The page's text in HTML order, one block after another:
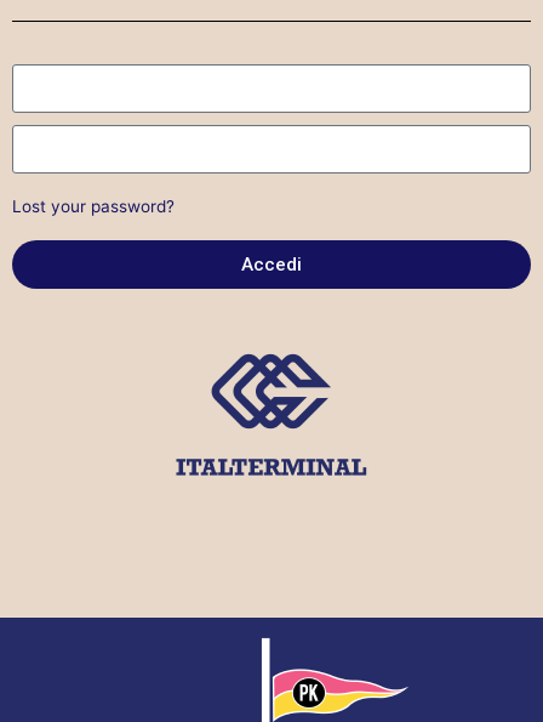
Accedi
Lost your password?